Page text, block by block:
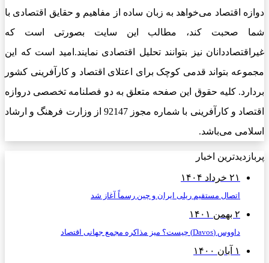
دوازه اقتصاد می‌خواهد به زبان ساده از مفاهیم و حقایق اقتصادی با
شما صحبت کند، مطالب این سایت بصورتی است که
غیراقتصاددانان نیز بتوانند تحلیل اقتصادی نمایند.امید است که این
مجموعه بتواند قدمی کوچک برای اعتلای اقتصاد و کارآفرینی کشور
بردارد. کلیه حقوق این صفحه متعلق به دو فصلنامه تخصصی دروازه
اقتصاد و کارآفرینی با شماره مجوز 92147 از وزارت فرهنگ و ارشاد
اسلامی می‌باشد.
پربازدیدترین اخبار
۲۱ خرداد ۱۴۰۴
اتصال مستقیم ریلی ایران و چین رسماً آغاز شد
۲ بهمن ۱۴۰۱
داووس (Davos) چیست؟ میز مذاکره مجمع جهانی اقتصاد
۱ آبان ۱۴۰۰